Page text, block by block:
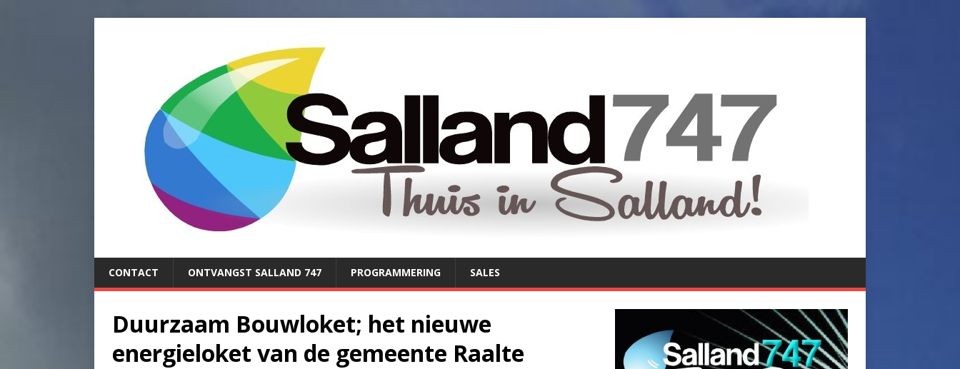
CONTACT ONTVANGST SALLAND 747 PROGRAMMERING SALES
Duurzaam Bouwloket; het nieuwe
energieloket van de gemeente Raalte